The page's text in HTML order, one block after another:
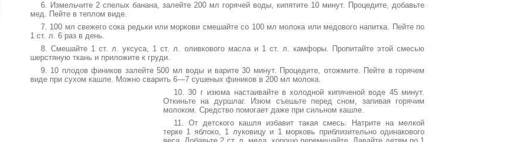
6. Измельчите 2 спелых банана, залейте 200 мл горячей воды, кипятите 10 минут. Процедите, добавьте
мед. Пейте в теплом виде.
7. 100 мл свежего сока редьки или моркови смешайте со 100 мл молока или медового напитка. Пейте по
1 ст. л. 6 раз в день.
8. Смешайте 1 ст. л. уксуса, 1 ст. л. оливкового масла и 1 ст. л. камфоры. Пропитайте этой смесью
шерстяную ткань и приложите к груди.
9. 10 плодов фиников залейте 500 мл воды и варите 30 минут. Процедите, отожмите. Пейте в горячем
виде при сухом кашле. Можно сварить 6—7 сушеных фиников в 200 мл молока.
10. 30 г изюма настаивайте в холодной кипяченой воде 45 минут.
Откиньте на дуршлаг. Изюм съешьте перед сном, запивая горячим
молоком. Средство помогает даже при сильном кашле.
11. От детского кашля избавит такая смесь. Натрите на мелкой
терке 1 яблоко, 1 луковицу и 1 морковь приблизительно одинакового